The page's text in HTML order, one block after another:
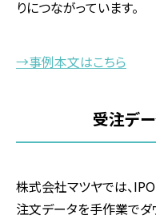
りにつながっています。
→事例本文はこちら
受注デ
株式会社マツヤでは、
注文データを手作業でダ